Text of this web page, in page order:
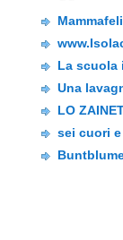
La scuola
Una
LO
sei cuori